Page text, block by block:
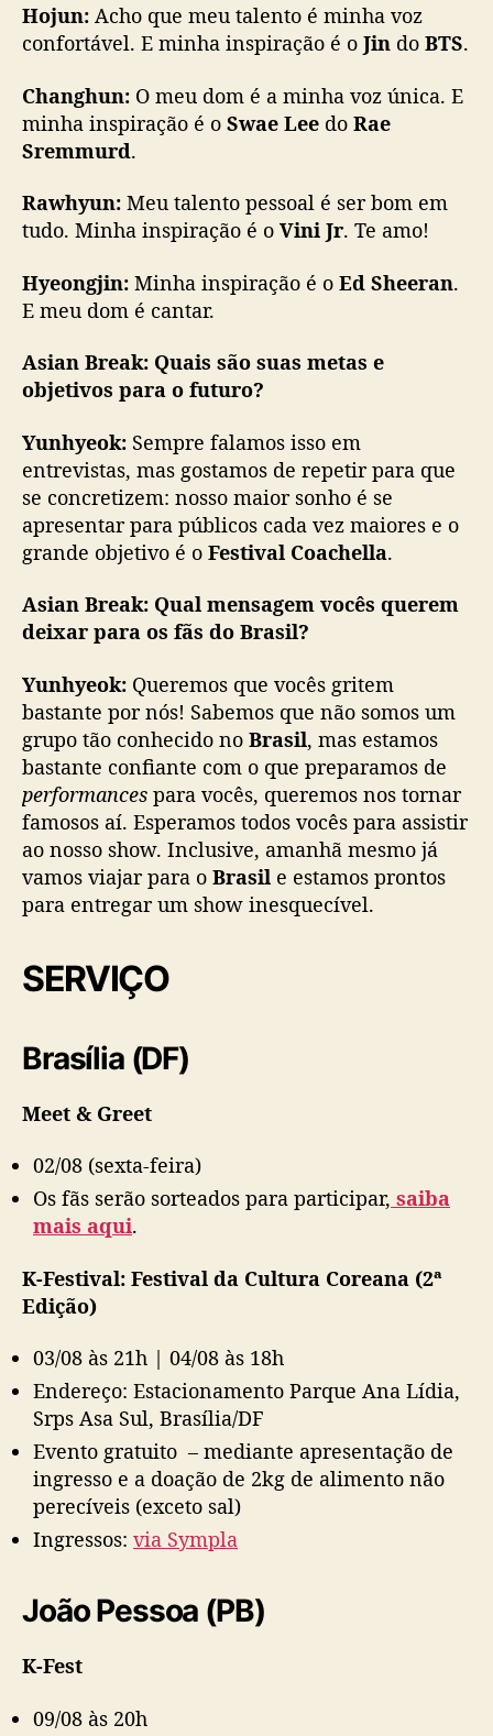
Hojun: Acho que meu talento é minha voz
confortável. E minha inspiração é o Jin do BTS.
Changhun: O meu dom é a minha voz única. E
minha inspiração é o Swae Lee do Rae
Sremmurd.
Rawhyun: Meu talento pessoal é ser bom em
tudo. Minha inspiração é o Vini Jr. Te amo!
Hyeongjin: Minha inspiração é o Ed Sheeran.
E meu dom é cantar.
Asian Break: Quais são suas metas e
objetivos para o futuro?
Yunhyeok: Sempre falamos isso em
entrevistas, mas gostamos de repetir para que
se concretizem: nosso maior sonho é se
apresentar para públicos cada vez maiores e o
grande objetivo é o Festival Coachella.
Asian Break: Qual mensagem vocês querem
deixar para os fãs do Brasil?
Yunhyeok: Queremos que vocês gritem
bastante por nós! Sabemos que não somos um
grupo tão conhecido no Brasil, mas estamos
bastante confiante com o que preparamos de
performances para vocês, queremos nos tornar
famosos aí. Esperamos todos vocês para assistir
ao nosso show. Inclusive, amanhã mesmo já
vamos viajar para o Brasil e estamos prontos
para entregar um show inesquecível.
SERVIÇO
Brasília (DF)
Meet & Greet
02/08 (sexta-feira)
Os fãs serão sorteados para participar, saiba
mais aqui.
K-Festival: Festival da Cultura Coreana (2ª
Edição)
03/08 às 21h | 04/08 às 18h
Endereço: Estacionamento Parque Ana Lídia,
Srps Asa Sul, Brasília/DF
Evento gratuito – mediante apresentação de
ingresso e a doação de 2kg de alimento não
perecíveis (exceto sal)
Ingressos: via Sympla
João Pessoa (PB)
K-Fest
09/08 às 20h